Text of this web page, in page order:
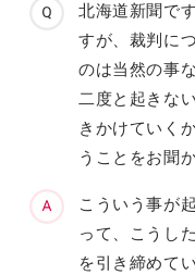
北海道新聞で
すが、裁判に
のは当然の事
二度と起きな
きかけていく
うことをお聞
こういう事が
って、こうし
を引き締めて